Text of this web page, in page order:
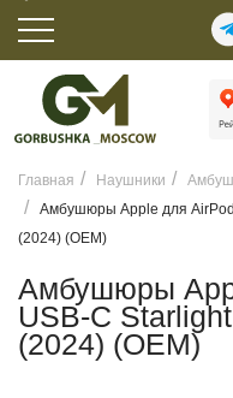
Главная Наушники
Амбушюры Apple для
(2024) (OEM)
Амбушюры
USB-C
(2024) (OEM)